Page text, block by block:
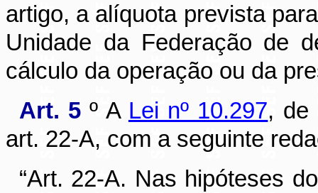
artigo, a alíquota prevista
Unidade da Federação de
cálculo da operação ou da
Art. 5 º A Lei nº 10.297, de
art. 22-A, com a seguinte
“Art. 22-A. Nas hipóteses